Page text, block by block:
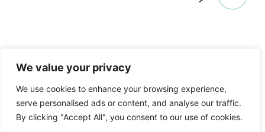
We value your privacy
We use cookies to enhance your browsing experience,
serve personalised ads or content, and analyse our traffic.
By clicking "Accept All", you consent to our use of cookies.
CONNETTITI
CON NOI